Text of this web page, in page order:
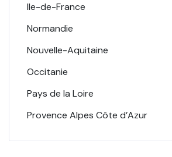
Ile-de-France
Normandie
Nouvelle-Aquitaine
Occitanie
Pays de la Loire
Provence Alpes Côte d’Azur